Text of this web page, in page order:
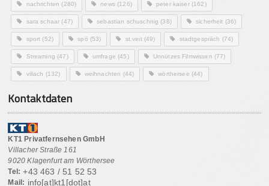
nachrichten (280) news(126) peter kaiser(162)
sara schaar (47) sebastian schuschnig (38) sicherheit (36)
sport (52) spö (53) st.veit(49) stadtgespräch (74)
Streaming (47) umfrage (45) Unnützes Filmwissen (77)
villach (132) weihnachten (44) wörthersee (44)
Kontaktdaten
KT1 Privatfernsehen GmbH
Villacher Straße 161
9020 Klagenfurt am Wörthersee
Tel: +43 463 / 51 52 53
Mail: info[at]kt1[dot]at